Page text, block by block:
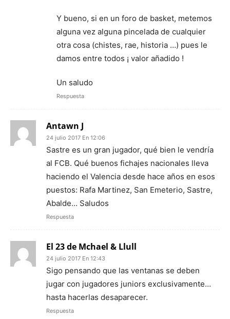
Y bueno, si en un foro de basket, metemos
alguna vez alguna pincelada de cualquier
otra cosa (chistes, rae, historia …) pues le
damos entre todos ¡ valor añadido !
Un saludo
Respuesta
Antawn J
24 julio 2017 En 12:06
Sastre es un gran jugador, qué bien le vendría
al FCB. Qué buenos fichajes nacionales lleva
haciendo el Valencia desde hace años en esos
puestos: Rafa Martinez, San Emeterio, Sastre,
Abalde… Saludos
Respuesta
El 23 de Mchael & Llull
24 julio 2017 En 12:43
Sigo pensando que las ventanas se deben
jugar con jugadores juniors exclusivamente…
hasta hacerlas desaparecer.
Respuesta